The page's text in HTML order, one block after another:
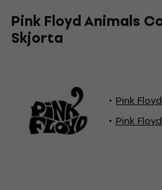
Pink Floyd Animals
Skjorta
Pink
Pink